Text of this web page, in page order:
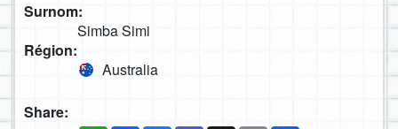
Surnom:
Simba Simi
Région:
Australia
Share: